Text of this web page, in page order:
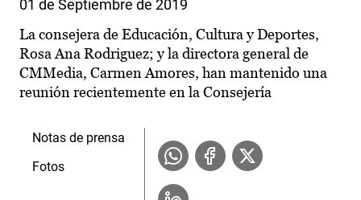
01 de Septiembre de 2019
La consejera de Educación, Cultura y Deportes,
Rosa Ana Rodriguez; y la directora general de
CMMedia, Carmen Amores, han mantenido una
reunión recientemente en la Consejería
Notas de prensa
Fotos